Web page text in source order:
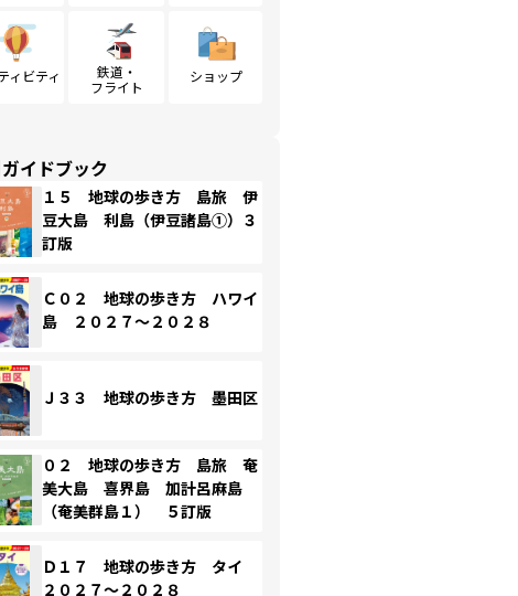
ィビティ
鉄道・
フライト
ショップ
イドブック
１５ 地球の歩き方 島旅 伊
豆大島 利島（伊豆諸島①）３
訂版
Ｃ０２ 地球の歩き方 ハワイ
島 ２０２７～２０２８
Ｊ３３ 地球の歩き方 墨田区
０２ 地球の歩き方 島旅 奄
美大島 喜界島 加計呂麻島
（奄美群島１） ５訂版
Ｄ１７ 地球の歩き方 タイ
２０２７～２０２８